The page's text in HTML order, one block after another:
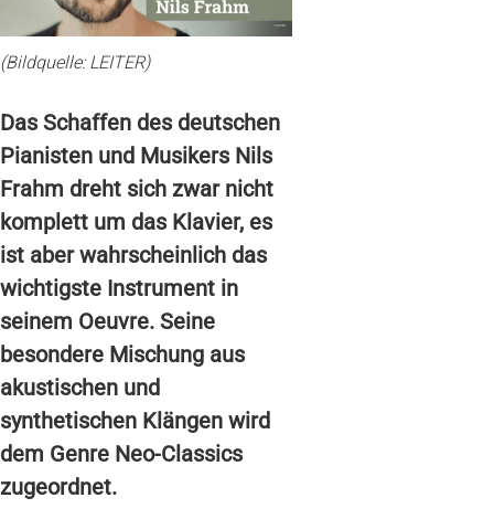
(Bildquelle: LEITER)
Das Schaffen des deutschen
Pianisten und Musikers Nils
Frahm dreht sich zwar nicht
komplett um das Klavier, es
ist aber wahrscheinlich das
wichtigste Instrument in
seinem Oeuvre. Seine
besondere Mischung aus
akustischen und
synthetischen Klängen wird
dem Genre Neo-Classics
zugeordnet.